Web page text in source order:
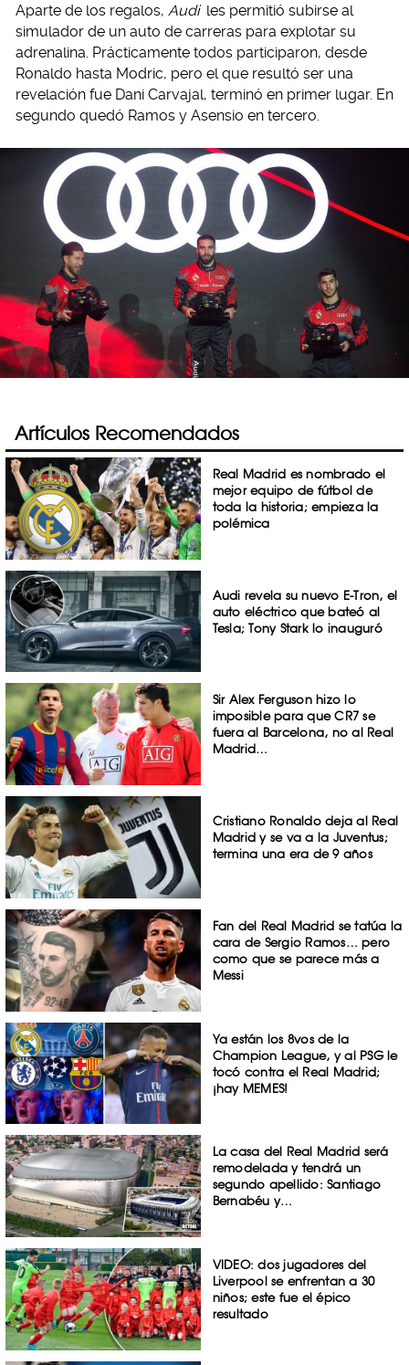
Aparte de los regalos, Audi les permitió subirse al
simulador de un auto de carreras para explotar su
adrenalina. Prácticamente todos participaron, desde
Ronaldo hasta Modric, pero el que resultó ser una
revelación fue Dani Carvajal, terminó en primer lugar. En
segundo quedó Ramos y Asensio en tercero.
Artículos Recomendados
Real Madrid es nombrado el
mejor equipo de fútbol de
toda la historia; empieza la
polémica
Audi revela su nuevo E-Tron, el
auto eléctrico que bateó al
Tesla; Tony Stark lo inauguró
Sir Alex Ferguson hizo lo
imposible para que CR7 se
fuera al Barcelona, no al Real
Madrid…
Cristiano Ronaldo deja al Real
Madrid y se va a la Juventus;
termina una era de 9 años
Fan del Real Madrid se tatúa la
cara de Sergio Ramos… pero
como que se parece más a
Messi
Ya están los 8vos de la
Champion League, y al PSG le
tocó contra el Real Madrid;
¡hay MEMES!
La casa del Real Madrid será
remodelada y tendrá un
segundo apellido: Santiago
Bernabéu y…
VIDEO: dos jugadores del
Liverpool se enfrentan a 30
niños; este fue el épico
resultado